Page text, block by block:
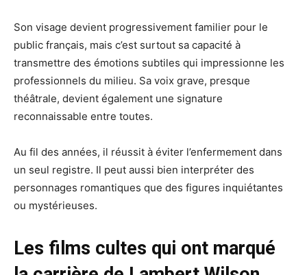
Son visage devient progressivement familier pour le
public français, mais c’est surtout sa capacité à
transmettre des émotions subtiles qui impressionne les
professionnels du milieu. Sa voix grave, presque
théâtrale, devient également une signature
reconnaissable entre toutes.
Au fil des années, il réussit à éviter l’enfermement dans
un seul registre. Il peut aussi bien interpréter des
personnages romantiques que des figures inquiétantes
ou mystérieuses.
Les films cultes qui ont marqué